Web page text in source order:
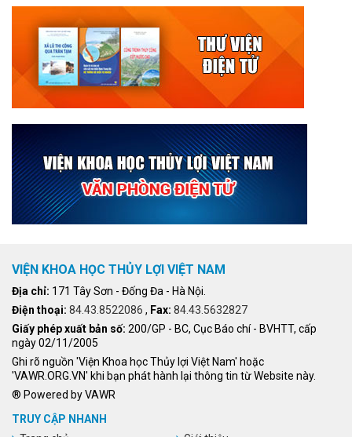
VIỆN KHOA HỌC THỦY LỢI VIỆT NAM
Địa chỉ: 171 Tây Sơn - Đống Đa - Hà Nội.
Điện thoại: 84.43.8522086 , Fax: 84.43.5632827
Giấy phép xuất bản số: 200/GP - BC, Cục Báo chí - BVHTT, cấp
ngày 02/11/2005
Ghi rõ nguồn 'Viện Khoa học Thủy lợi Việt Nam' hoặc
'VAWR.ORG.VN' khi bạn phát hành lại thông tin từ Website này.
® Powered by VAWR
TRUY CẬP NHANH